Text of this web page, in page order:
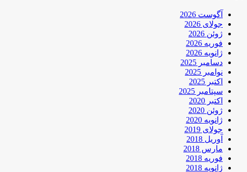
آگوست 2026
جولای 2026
ژوئن 2026
فوریه 2026
ژانویه 2026
دسامبر 2025
نوامبر 2025
اکتبر 2025
سپتامبر 2025
اکتبر 2020
ژوئن 2020
ژانویه 2020
جولای 2019
آوریل 2018
مارس 2018
فوریه 2018
ژانویه 2018